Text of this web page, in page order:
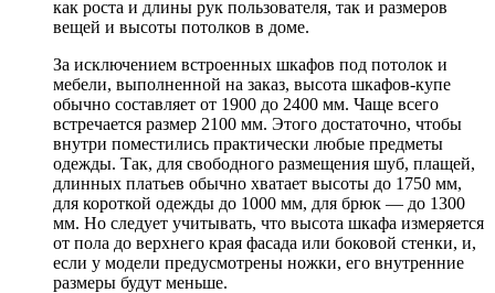
как роста и длины рук пользователя, так и размеров
вещей и высоты потолков в доме.
За исключением встроенных шкафов под потолок и
мебели, выполненной на заказ, высота шкафов-купе
обычно составляет от 1900 до 2400 мм. Чаще всего
встречается размер 2100 мм. Этого достаточно, чтобы
внутри поместились практически любые предметы
одежды. Так, для свободного размещения шуб, плащей,
длинных платьев обычно хватает высоты до 1750 мм,
для короткой одежды до 1000 мм, для брюк — до 1300
мм. Но следует учитывать, что высота шкафа измеряется
от пола до верхнего края фасада или боковой стенки, и,
если у модели предусмотрены ножки, его внутренние
размеры будут меньше.